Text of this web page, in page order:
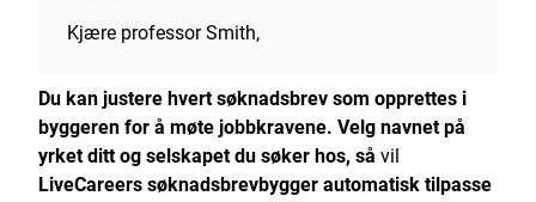
Kjære professor Smith,
Du kan justere hvert søknadsbrev som opprettes i
byggeren for å møte jobbkravene. Velg navnet på
yrket ditt og selskapet du søker hos, så vil
LiveCareers søknadsbrevbyggerautomatisk tilpasse